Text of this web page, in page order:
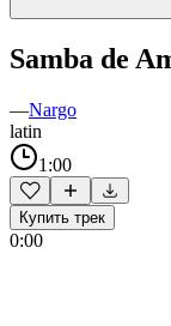
Samba de
—Nargo
latin
1:00
Купить трек
0:00